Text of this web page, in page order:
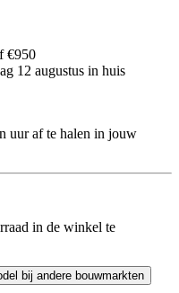
€950
12 augustus in huis
uur af te halen in jouw
in de winkel te
bij andere bouwmarkten